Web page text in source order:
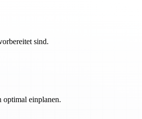
sind.
optimal einplanen.